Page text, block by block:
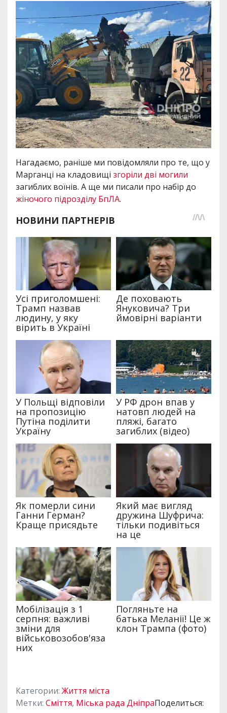
Нагадаємо, раніше ми повідомляли про те, що у
Марганці на кладовищі згоріли дві могили
загиблих воїнів. А ще ми писали про набір до
жіночого підрозділу БпЛА.
Категории: Життя міста
Метки: Сміття, Міська рада ДніпраПоделиться: